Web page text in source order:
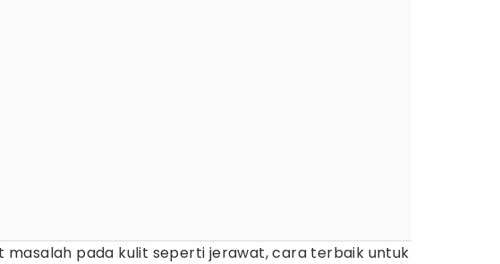
masalah pada kulit seperti jerawat, cara terbaik untuk